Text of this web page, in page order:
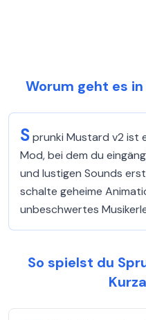
Worum geht es
Sprunki Mustard v2 ist
Mod, bei dem du
und lustigen Sounds
schalte geheime
unbeschwertes
So spielst du